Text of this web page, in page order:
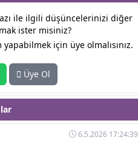
ile ilgili düşüncelerinizi diğer
ister misiniz?
yapabilmek için üye olmalısınız.
Üye Ol
6.5.2026 17:24:39